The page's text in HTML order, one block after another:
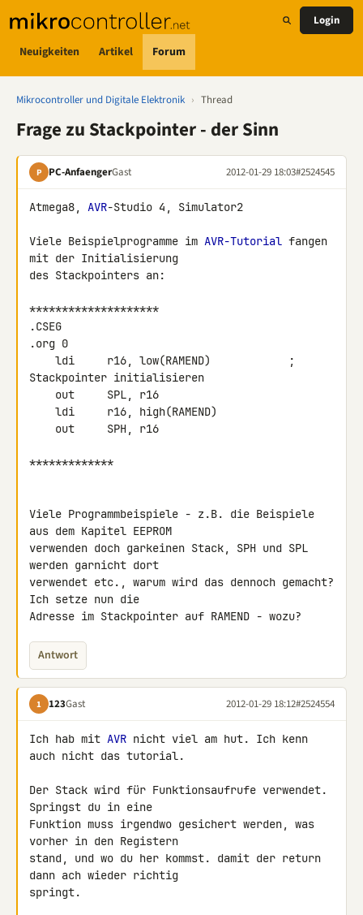
Neuigkeiten Artikel Forum
Login
Mikrocontroller und Digitale Elektronik › Thread
Frage zu Stackpointer - der Sinn
P PC-AnfaengerGast 2012-01-29 18:03#2524545
Atmega8, AVR-Studio 4, Simulator2
Viele Beispielprogramme im AVR-Tutorial fangen
mit der Initialisierung
des Stackpointers an:
********************
.CSEG
.org 0
Stackpointer initialisieren
*************
Viele Programmbeispiele - z.B. die Beispiele
aus dem Kapitel EEPROM
verwenden doch garkeinen Stack, SPH und SPL
werden garnicht dort
verwendet etc., warum wird das dennoch gemacht?
Ich setze nun die
Adresse im Stackpointer auf RAMEND - wozu?
Antwort
1 123Gast 2012-01-29 18:12#2524554
Ich hab mit AVR nicht viel am hut. Ich kenn
auch nicht das tutorial.
Der Stack wird für Funktionsaufrufe verwendet.
Springst du in eine
Funktion muss irgendwo gesichert werden, was
vorher in den Registern
stand, und wo du her kommst. damit der return
dann ach wieder richtig
springt.